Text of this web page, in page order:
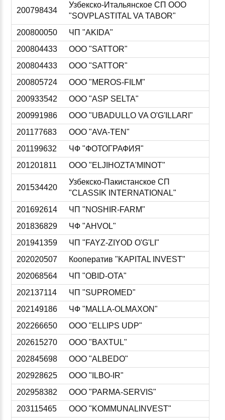
200798434
Узбекско-Итальянское СП ООО
"SOVPLASTITAL VA TABOR"
200800050
ЧП "AKIDA"
200804433
ООО "SATTOR"
200804433
ООО "SATTOR"
200805724
ООО "MEROS-FILM"
200933542
ООО "ASP SELTA"
200991986
ООО "UBADULLO VA O'G'ILLARI"
201177683
ООО "AVA-TEN"
201199632
ЧФ "ФОТОГРАФИЯ"
201201811
ООО "ELJIHOZTA'MINOT"
201534420
Узбекско-Пакистанское СП
"CLASSIK INTERNATIONAL"
201692614
ЧП "NOSHIR-FARM"
201836829
ЧФ "AHVOL"
201941359
ЧП "FAYZ-ZIYOD O'G'LI"
202020507
Кооператив "KAPITAL INVEST"
202068564
ЧП "OBID-OTA"
202137114
ЧП "SUPROMED"
202149186
ЧФ "MALLA-OLMAXON"
202266650
ООО "ELLIPS UDP"
202615270
ООО "BAXTUL"
202845698
ООО "ALBEDO"
202928625
ООО "ILBO-IR"
202958382
ООО "PARMA-SERVIS"
203115465
ООО "KOMMUNALINVEST"